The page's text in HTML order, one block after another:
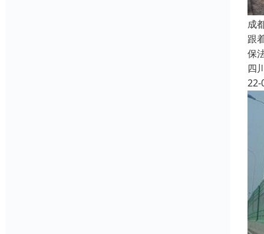
成
跟
保
四
22-